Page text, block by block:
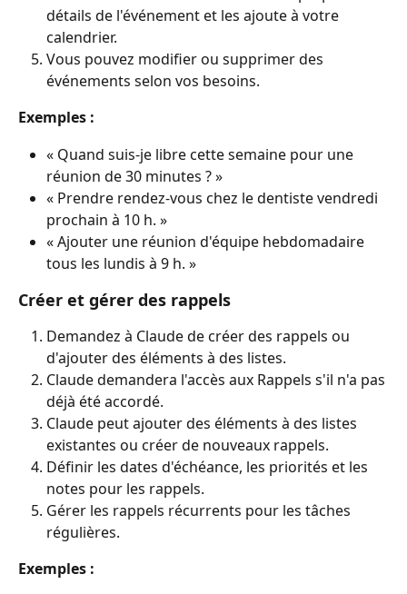
détails de l'événement et les ajoute à votre
calendrier.
Vous pouvez modifier ou supprimer des
événements selon vos besoins.
Exemples :
« Quand suis-je libre cette semaine pour une
réunion de 30 minutes ? »
« Prendre rendez-vous chez le dentiste vendredi
prochain à 10 h. »
« Ajouter une réunion d'équipe hebdomadaire
tous les lundis à 9 h. »
Créer et gérer des rappels
Demandez à Claude de créer des rappels ou
d'ajouter des éléments à des listes.
Claude demandera l'accès aux Rappels s'il n'a pas
déjà été accordé.
Claude peut ajouter des éléments à des listes
existantes ou créer de nouveaux rappels.
Définir les dates d'échéance, les priorités et les
notes pour les rappels.
Gérer les rappels récurrents pour les tâches
régulières.
Exemples :